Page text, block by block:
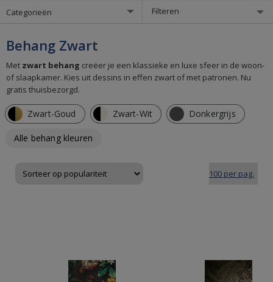
Categorieën Filteren
Behang Zwart
Met zwart behang creëer je een klassieke en luxe sfeer in de woon-
of slaapkamer. Kies uit dessins in effen zwart of met patronen. Nu
gratis thuisbezorgd.
Zwart-Goud Zwart-Wit Donkergrijs
Alle behang kleuren